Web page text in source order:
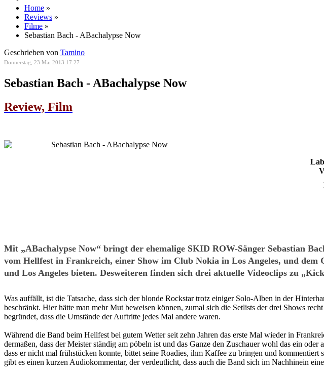
Home »
Reviews »
Filme »
Sebastian Bach - ABachalypse Now
Geschrieben von Tamino
Donnerstag, 23 Mai 2013 17:27
Sebastian Bach - ABachalypse Now
Review, Film
Mit „ABachalypse Now“ bringt der ehemalige SKID ROW-Sänger Sebastian
vom Hellfest in Frankreich, einer Show im Club Nokia in Los Angeles, und
und Los Angeles bieten. Desweiteren finden sich drei aktuelle Videoclips zu
Was auffällt, ist die Tatsache, dass sich der blonde Rockstar trotz einiger Solo-Alben in der
beschränkt. Hier hätte man mehr Mut beweisen können, zumal sich die Setlists der drei Shows
begründet, dass die Umstände der Auftritte jedes Mal andere waren.
Während die Band beim Hellfest bei gutem Wetter seit zehn Jahren das erste Mal wieder in
dermaßen, dass der Meister ständig am pöbeln ist und das Ganze den Zuschauer wohl das ein
dass er nicht mal frühstücken konnte, bittet seine Roadies, ihm Kaffee zu bringen und
gibt es einen kurzen Audiokommentar, der verdeutlicht, dass auch die Band sich im Nachhinein